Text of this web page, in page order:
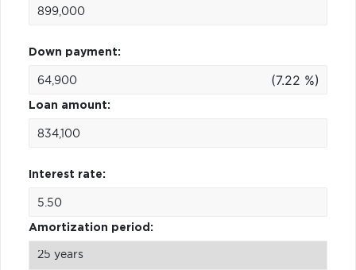
Down payment:
(7.22 %)
Loan amount:
Interest rate:
Amortization period: